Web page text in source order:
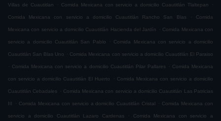
Villas de Cuautitlan . Comida Mexicana con servicio a domicilio Cuautitlán Tlaltepan .
Comida Mexicana con servicio a domicilio Cuautitlán Rancho San Blas . Comida
Mexicana con servicio a domicilio Cuautitlán Hacienda del Jardín . Comida Mexicana con
servicio a domicilio Cuautitlán San Pablo . Comida Mexicana con servicio a domicilio
Cuautitlán San Blas Uno . Comida Mexicana con servicio a domicilio Cuautitlán El Paraiso
. Comida Mexicana con servicio a domicilio Cuautitlán Pilar Pallares . Comida Mexicana
con servicio a domicilio Cuautitlán El Huerto . Comida Mexicana con servicio a domicilio
Cuautitlán Cebadales . Comida Mexicana con servicio a domicilio Cuautitlán Las Patricias
III . Comida Mexicana con servicio a domicilio Cuautitlán Cristal . Comida Mexicana con
servicio a domicilio Cuautitlán Lazaro Cardenas . Comida Mexicana con servicio a